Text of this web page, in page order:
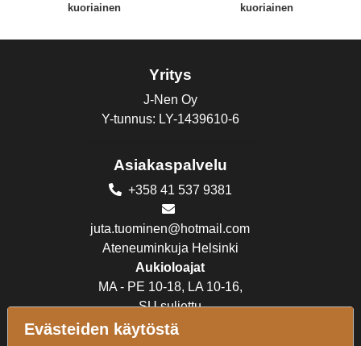
kuoriainen
kuoriainen
Yritys
J-Nen Oy
Y-tunnus: LY-1439610-6
Asiakaspalvelu
+358 41 537 9381
juta.tuominen@hotmail.com
Ateneuminkuja Helsinki
Aukioloajat
MA - PE 10-18, LA 10-16,
SU suljettu
Evästeiden käytöstä